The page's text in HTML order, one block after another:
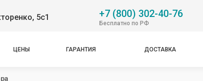
5с1 +7 (800) 302-40-76
Бесплатно по РФ
ЦЕНЫ ГАРАНТИЯ ДОСТАВКА